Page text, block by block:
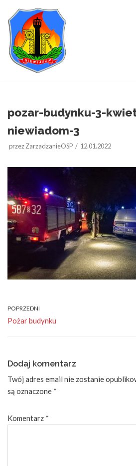
Przejdź
do
treści
pozar-budynku-3-
niewiadom-3
przezZarzadzanieOSP 12.01.2022
POPRZEDNI
Pożar budynku
Dodaj komentarz
Twój adres email nie zostanie
są oznaczone *
Komentarz *